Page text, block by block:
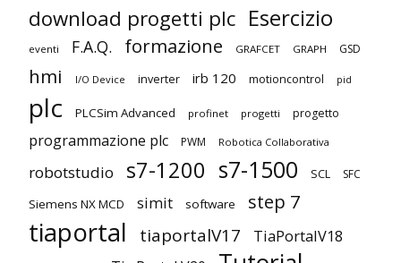
download progetti plc Esercizio
eventi F.A.Q. formazione GRAFCET GRAPH GSD
hmi I/O Device inverter irb 120 motioncontrol pid
plc PLCSim Advanced profinet progetti progetto
programmazione plc PWM Robotica Collaborativa
robotstudio s7-1200 s7-1500 SCL SFC
Siemens NX MCD simit software step 7
tiaportal tiaportalV17 TiaPortalV18